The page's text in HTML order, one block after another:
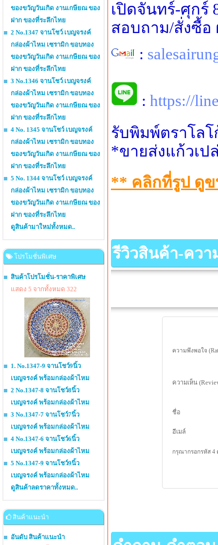
ของขวัญวันเกิด งานเกษียณ ของ
ฝาก ของที่ระลึกไทย
2 No.1347 จานโชว์ เบญจรงค์
กล่องผ้าไหม เซรามิก ขอบทอง
ของขวัญวันเกิด งานเกษียณ ของ
ฝาก ของที่ระลึกไทย
3 No.1346 จานโชว์ เบญจรงค์
กล่องผ้าไหม เซรามิก ขอบทอง
ของขวัญวันเกิด งานเกษียณ ของ
ฝาก ของที่ระลึกไทย
4 No. 1345 จานโชว์ เบญจรงค์
กล่องผ้าไหม เซรามิก ขอบทอง
ของขวัญวันเกิด งานเกษียณ ของ
ฝาก ของที่ระลึกไทย
5 No. 1344 จานโชว์ เบญจรงค์
กล่องผ้าไหม เซรามิก ขอบทอง
ของขวัญวันเกิด งานเกษียณ ของ
ฝาก ของที่ระลึกไทย
ดูสินค้ามาใหม่ทั้งหมด..
โปรโมชั่นพิเศษ
สินค้าโปรโมชั่น-ราคาพิเศษ
แสดง 5 จากทั้งหมด 322
1. No.1347-9 จานโชว์9นิ้ว
เบญจรงค์ พร้อมกล่องผ้าไหม
2 No.1347-8 จานโชว์8นิ้ว
เบญจรงค์ พร้อมกล่องผ้าไหม
3 No.1347-7 จานโชว์7นิ้ว
เบญจรงค์ พร้อมกล่องผ้าไหม
4 No.1347-6 จานโชว์6นิ้ว
เบญจรงค์ พร้อมกล่องผ้าไหม
5 No.1347-9 จานโชว์9นิ้ว
เบญจรงค์ พร้อมกล่องผ้าไหม
ดูสินค้าลดราคาทั้งหมด..
สินค้าแนะนำ
อันดับ สินค้าแนะนำ
เปิดจันทร์-ศุกร์
สอบถาม/สั่งซื้อ
:
: https://
รับพิมพ์ตราโล
*ขายส่งแก้วเป
** คลิกที่รูป ดู
รีวิวสินค้า-ควา
ความพึงพอใจ
ความเห็น
ชื่อ
อีเมล์
กรุณากรอกรหัส 4